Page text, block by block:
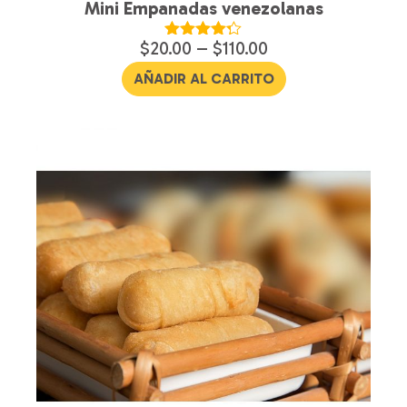
Mini Empanadas venezolanas
Valorado
en4.21
de 5
$20.00 – $110.00
AÑADIR AL CARRITO